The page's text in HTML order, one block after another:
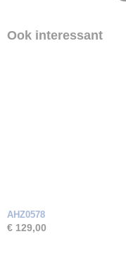
Ook interessant
AHZ0578
€ 129,00